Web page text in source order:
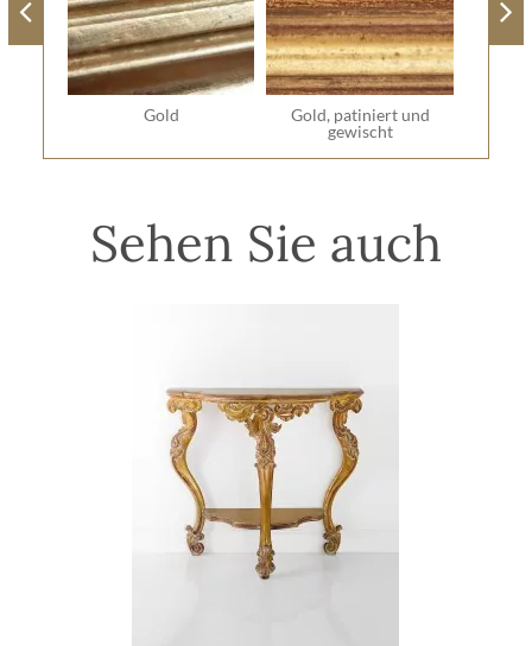
Gold
Gold, patiniert und
gewischt
Sehen Sie auch